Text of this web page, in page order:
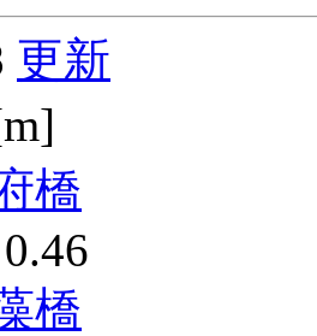
更新
橋
橋